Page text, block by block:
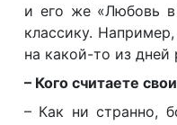
и его же «Любовь в
классику.
на какой-то из дней
– Кого считаете
– Как ни странно,